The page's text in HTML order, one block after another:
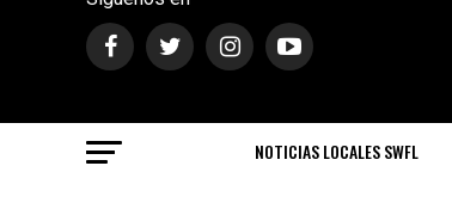
NOTICIAS LOCALES SWFL